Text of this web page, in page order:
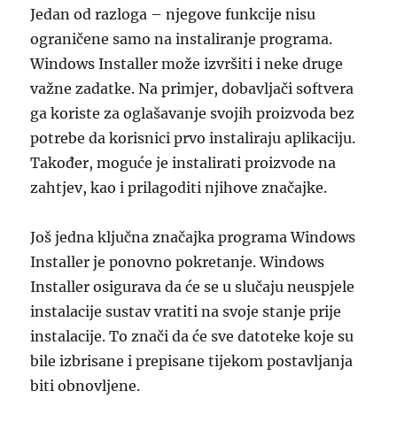
Jedan od razloga – njegove funkcije nisu
ograničene samo na instaliranje programa.
Windows Installer može izvršiti i neke druge
važne zadatke. Na primjer, dobavljači softvera
ga koriste za oglašavanje svojih proizvoda bez
potrebe da korisnici prvo instaliraju aplikaciju.
Također, moguće je instalirati proizvode na
zahtjev, kao i prilagoditi njihove značajke.
Još jedna ključna značajka programa Windows
Installer je ponovno pokretanje. Windows
Installer osigurava da će se u slučaju neuspjele
instalacije sustav vratiti na svoje stanje prije
instalacije. To znači da će sve datoteke koje su
bile izbrisane i prepisane tijekom postavljanja
biti obnovljene.